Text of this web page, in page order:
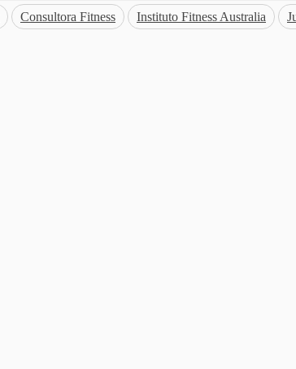
Consultora Fitness Instituto Fitness Australia